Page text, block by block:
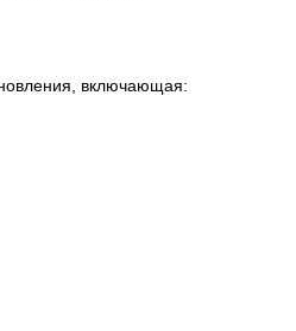
включающая: